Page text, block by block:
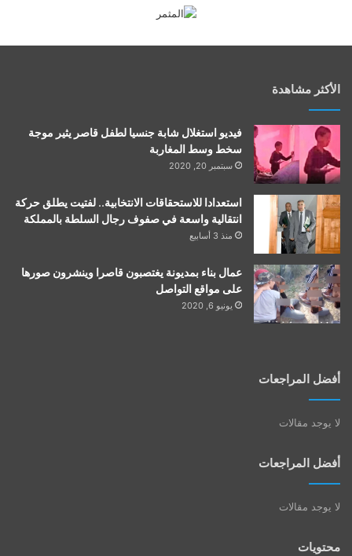
الأكثر مشاهدة
فيديو استغلال شابة جنسيا لطفل قاصر يثير موجة
سخط وسط المغاربة
سبتمبر 20, 2020
استعدادا للاستحقاقات الانتخابية.. لفتيت يطلق حركة
انتقالية واسعة في صفوف رجال السلطة بالمملكة
منذ 3 أسابيع
عمال بناء بمديونة يغتصبون قاصرا وينشرون صورها
على مواقع التواصل
يونيو 6, 2020
أفضل المراجعات
لا يوجد مقالات
أفضل المراجعات
لا يوجد مقالات
محتويات